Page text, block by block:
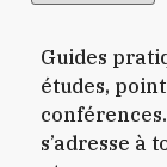
Guides
études,
s’adresse à